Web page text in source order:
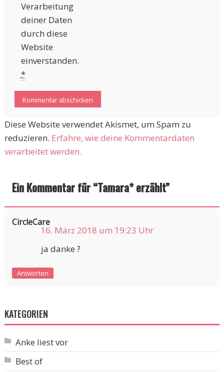
Verarbeitung
deiner Daten
durch diese
Website
einverstanden.
*
Diese Website verwendet Akismet, um Spam zu
reduzieren. Erfahre, wie deine Kommentardaten
verarbeitet werden.
Ein Kommentar für “Tamara* erzählt”
CircleCare
16. März 2018 um 19:23 Uhr
ja danke ?
Antworten
KATEGORIEN
Anke liest vor
Best of